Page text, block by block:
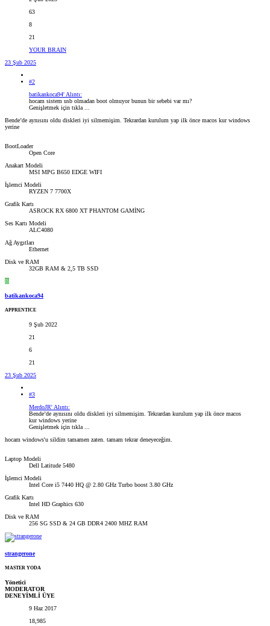
63
8
21
YOUR BRAIN
23 Şub 2025
#2
batikankoca94' Alıntı:
hocam sistem usb olmadan boot olmuyor bunun bir sebebi var mı?
Genişletmek için tıkla ...
Bende’de aynısını oldu diskleri iyi silmemişim. Tekrardan kurulum yap ilk önce macos kur windows
yerine
BootLoader
Open Core
Anakart Modeli
MSI MPG B650 EDGE WIFI
İşlemci Modeli
RYZEN 7 7700X
Grafik Kartı
ASROCK RX 6800 XT PHANTOM GAMİNG
Ses Kartı Modeli
ALC4080
Ağ Aygıtları
Ethernet
Disk ve RAM
32GB RAM & 2,5 TB SSD
B
batikankoca94
APPRENTICE
9 Şub 2022
21
6
21
23 Şub 2025
#3
MerdoJR' Alıntı:
Bende’de aynısını oldu diskleri iyi silmemişim. Tekrardan kurulum yap ilk önce macos
kur windows yerine
Genişletmek için tıkla ...
hocam windows'u sildim tamamen zaten. tamam tekrar deneyeceğim.
Laptop Modeli
Dell Latitude 5480
İşlemci Modeli
Intel Core i5 7440 HQ @ 2.80 GHz Turbo boost 3.80 GHz
Grafik Kartı
Intel HD Graphics 630
Disk ve RAM
256 SG SSD & 24 GB DDR4 2400 MHZ RAM
strangerone
MASTER YODA
Yönetici
MODERATOR
DENEYİMLİ ÜYE
9 Haz 2017
18,985